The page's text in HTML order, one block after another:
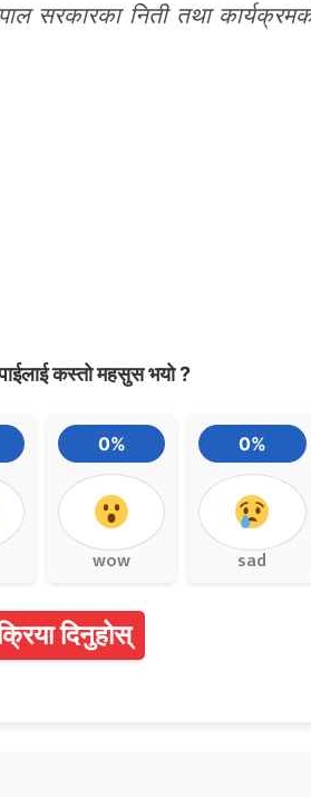
सरकारका निती तथा
कस्तो महसुस भयो ?
0%
wow
0%
sad
दिनुहोस्